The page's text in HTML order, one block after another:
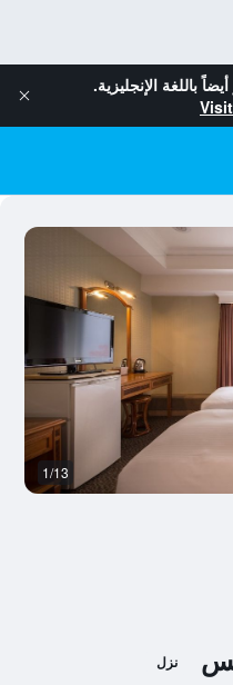
باللغة الإنجليزية.
نزل
1/13